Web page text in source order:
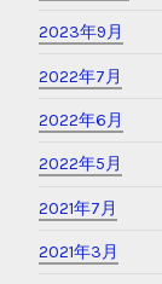
2023年9月
2022年7月
2022年6月
2022年5月
2021年7月
2021年3月